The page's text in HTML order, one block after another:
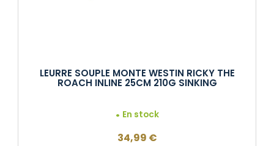
LEURRE SOUPLE MONTE WESTIN RICKY THE
ROACH INLINE 25CM 210G SINKING
En stock
34,99 €